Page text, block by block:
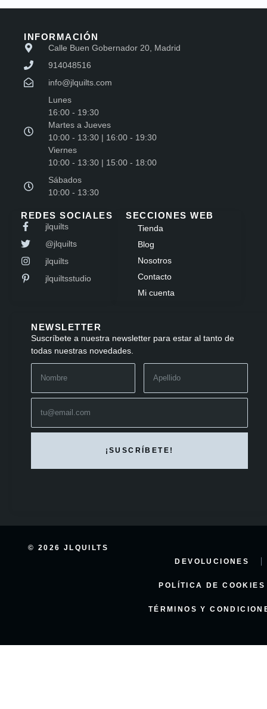
INFORMACIÓN
Calle Buen Gobernador 20, Madrid
914048516
info@jlquilts.com
Lunes
16:00 - 19:30
Martes a Jueves
10:00 - 13:30 | 16:00 - 19:30
Viernes
10:00 - 13:30 | 15:00 - 18:00
Sábados
10:00 - 13:30
REDES SOCIALES
jlquilts
@jlquilts
jlquilts
jlquiltsstudio
SECCIONES WEB
Tienda
Blog
Nosotros
Contacto
Mi cuenta
NEWSLETTER
Suscríbete a nuestra newsletter para estar al tanto de
todas nuestras novedades.
© 2026 JLQUILTS
DEVOLUCIONES
POLÍTICA DE COOKIES
TÉRMINOS Y